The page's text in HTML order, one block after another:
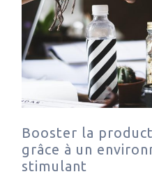
Booster la
grâce à un
stimulant